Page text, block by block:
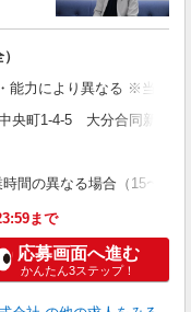
能力により異なる ※当社
央町1-4-5 大分合同新聞中
間の異なる場合（15〜20
まで
応募画面へ進む
かんたん3ステップ！